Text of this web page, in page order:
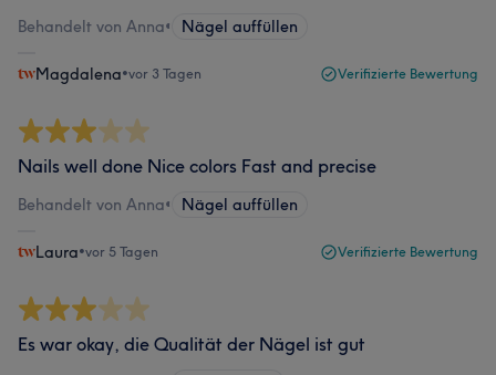
Behandelt von Anna• Nägel auffüllen
Magdalena•vor 3 Tagen Verifizierte Bewertung
Nails well done Nice colors Fast and precise
Behandelt von Anna• Nägel auffüllen
Laura•vor 5 Tagen Verifizierte Bewertung
Es war okay, die Qualität der Nägel ist gut